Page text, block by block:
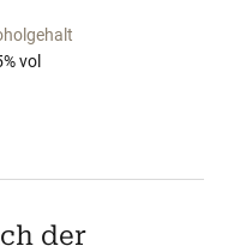
% vol
der